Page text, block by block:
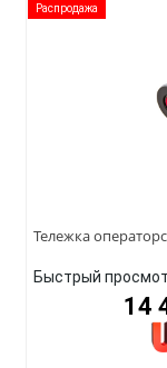
Распродажа
Тележка
Быстрый
14